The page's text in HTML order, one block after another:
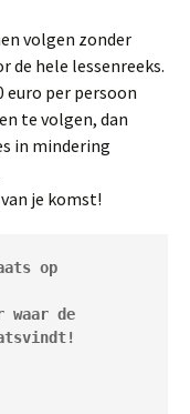
volgen zonder
hele lessenreeks.
euro per persoon
te volgen, dan
in mindering
je komst!
op
waar de